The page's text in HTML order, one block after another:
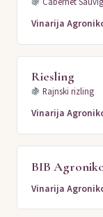
Vinarija
Riesling
🍇 Rajnski rizling
Vinarija
BIB
Vinarija